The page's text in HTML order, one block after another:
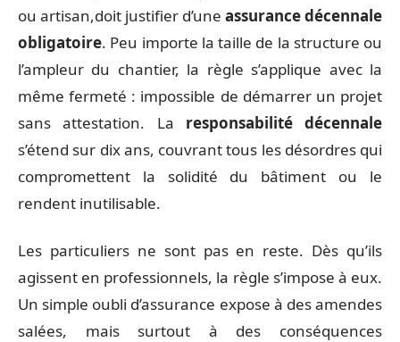
ou artisan,doit justifier d’une assurance décennale
obligatoire. Peu importe la taille de la structure ou
l’ampleur du chantier, la règle s’applique avec la
même fermeté : impossible de démarrer un projet
sans attestation. La responsabilité décennale
s’étend sur dix ans, couvrant tous les désordres qui
compromettent la solidité du bâtiment ou le
rendent inutilisable.
Les particuliers ne sont pas en reste. Dès qu’ils
agissent en professionnels, la règle s’impose à eux.
Un simple oubli d’assurance expose à des amendes
salées, mais surtout à des conséquences